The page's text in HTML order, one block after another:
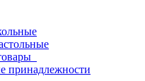
принадлежности